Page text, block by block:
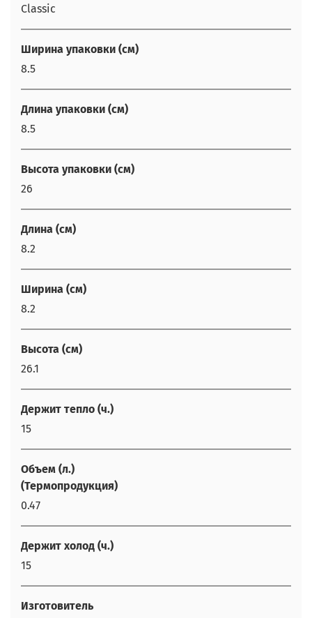
Classic
Ширина упаковки (см)
8.5
Длина упаковки (см)
8.5
Высота упаковки (см)
26
Длина (см)
8.2
Ширина (см)
8.2
Высота (см)
26.1
Держит тепло (ч.)
15
Объем (л.)
(Термопродукция)
0.47
Держит холод (ч.)
15
Изготовитель